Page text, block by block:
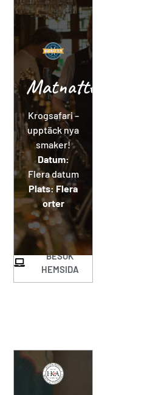
Matnatten
Krogsafari –
upptäck nya
smaker!
Datum:
Flera datum
Plats: Flera
orter
BESÖK
HEMSIDA